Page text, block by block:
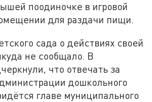
поодиночке в игровой
для раздачи пищи.
сада о действиях своей
не сообщало. В
что отвечать за
дошкольного
главе муниципального